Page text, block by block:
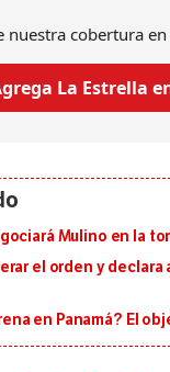
nuestra cobertura
La Estrella
Mulino en la
el orden y
en Panamá? El